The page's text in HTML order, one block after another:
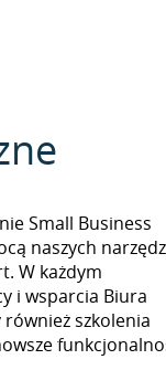
Small Business
naszych
W każdym
i wsparcia Biura
również szkolenia